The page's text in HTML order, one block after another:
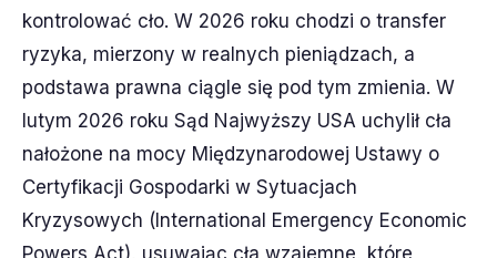
kontrolować cło. W 2026 roku chodzi o transfer
ryzyka, mierzony w realnych pieniądzach, a
podstawa prawna ciągle się pod tym zmienia. W
lutym 2026 roku Sąd Najwyższy USA uchylił cła
nałożone na mocy Międzynarodowej Ustawy o
Certyfikacji Gospodarki w Sytuacjach
Kryzysowych (International Emergency Economic
Powers Act), usuwając cła wzajemne, które